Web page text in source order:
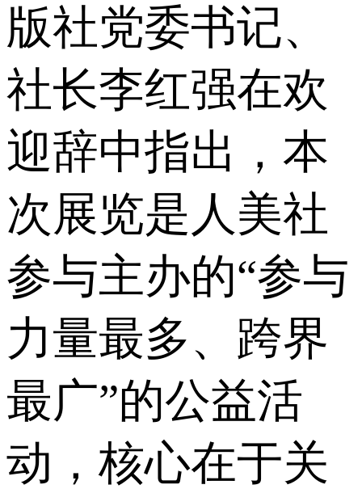
版社党委书记、
社长李红强在欢
迎辞中指出，本
次展览是人美社
参与主办的“参与
力量最多、跨界
最广”的公益活
动，核心在于关